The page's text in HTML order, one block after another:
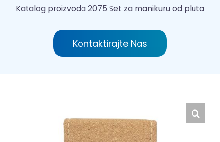
Katalog proizvoda2075 Set za manikuru od pluta
Kontaktirajte Nas